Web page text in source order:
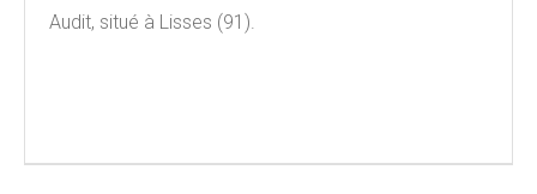
Audit, situé à Lisses (91).